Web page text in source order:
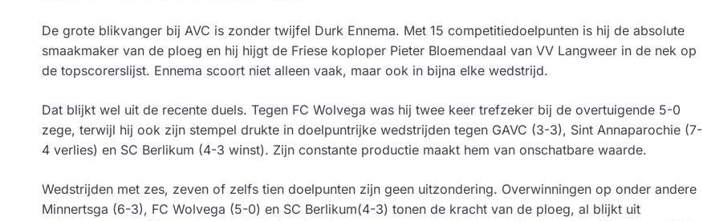
De grote blikvanger bij AVC is zonder twijfel Durk Ennema. Met 15 competitiedoelpunten is hij de absolute
smaakmaker van de ploeg en hij hijgt de Friese koploper Pieter Bloemendaal van VV Langweer in de nek op
de topscorerslijst. Ennema scoort niet alleen vaak, maar ook in bijna elke wedstrijd.
Dat blijkt wel uit de recente duels. Tegen FC Wolvega was hij twee keer trefzeker bij de overtuigende 5-0
zege, terwijl hij ook zijn stempel drukte in doelpuntrijke wedstrijden tegen GAVC (3-3), Sint Annaparochie (7-
4 verlies) en SC Berlikum (4-3 winst). Zijn constante productie maakt hem van onschatbare waarde.
Wedstrijden met zes, zeven of zelfs tien doelpunten zijn geen uitzondering. Overwinningen op onder andere
Minnertsga (6-3), FC Wolvega (5-0) en SC Berlikum(4-3) tonen de kracht van de ploeg, al blijkt uit